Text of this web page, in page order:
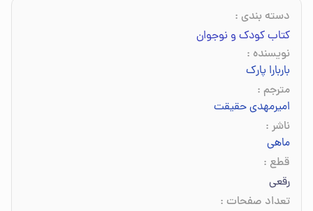
دسته بندی :
کتاب کودک و نوجوان
نویسنده :
باربارا پارک
مترجم :
امیرمهدی حقیقت
ناشر :
ماهی
قطع :
رقعی
تعداد صفحات :